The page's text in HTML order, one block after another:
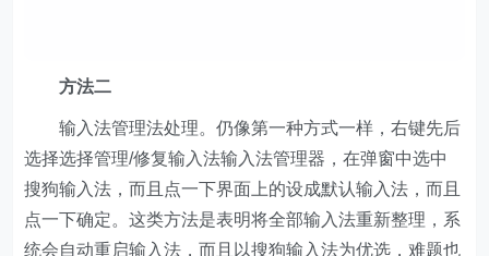
方法二
输入法管理法处理。仍像第一种方式一样，右键先后
选择选择管理/修复输入法输入法管理器，在弹窗中选中
搜狗输入法，而且点一下界面上的设成默认输入法，而且
点一下确定。这类方法是表明将全部输入法重新整理，系
统会自动重启输入法，而且以搜狗输入法为优选，难题也